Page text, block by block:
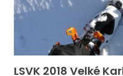
LSVK 2018 Velké